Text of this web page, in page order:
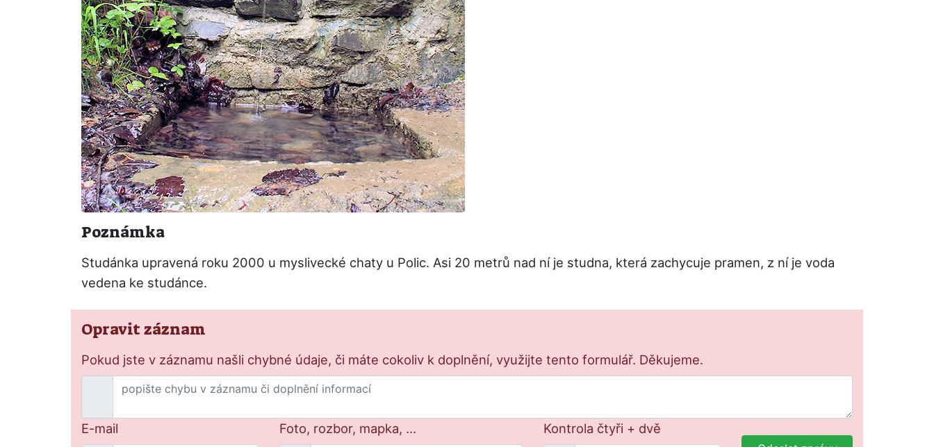
Poznámka
Studánka upravená roku 2000 u myslivecké chaty u Polic. Asi 20 metrů nad ní je studna, která zachycuje pramen, z ní je voda
vedena ke studánce.
Opravit záznam
Pokud jste v záznamu našli chybné údaje, či máte cokoliv k doplnění, využijte tento formulář. Děkujeme.
E-mail Foto, rozbor, mapka, ... Kontrola čtyři + dvě